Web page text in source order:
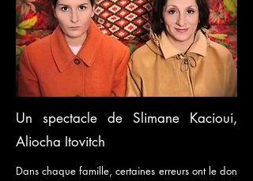
Un spectacle de Slimane Kacioui,
Aliocha Itovitch
Dans chaque famille, certaines erreurs ont le don